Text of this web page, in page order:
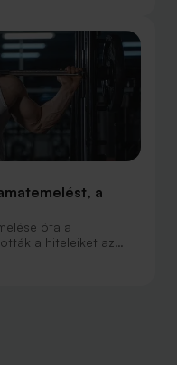
a
óta a
a hiteleiket az
náluk hol tetőznek